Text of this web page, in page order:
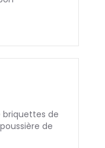
briquettes de
de